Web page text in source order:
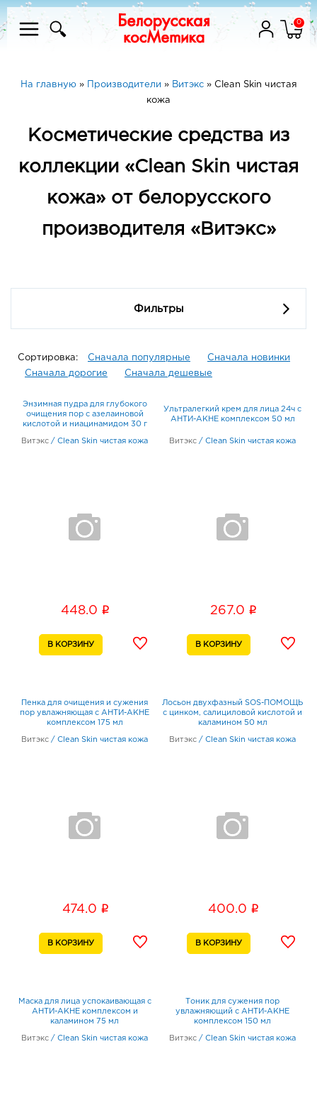
0
На главную» Производители » Витэкс» Clean Skin чистая
кожа
Косметические средства из
коллекции «Clean Skin чистая
кожа» от белорусского
производителя «Витэкс»
Фильтры
Сортировка: Сначала популярные
Сначала новинки
Сначала дорогие
Сначала дешевые
Энзимная пудра для глубокого
очищения пор с азелаиновой
кислотой и ниацинамидом 30 г
Витэкс / Clean Skin чистая кожа
448.0 i
Ультралегкий крем для лица 24ч с
АНТИ-АКНЕ комплексом 50 мл
Витэкс / Clean Skin чистая кожа
267.0 i
Пенка для очищения и сужения
пор увлажняющая с АНТИ-АКНЕ
комплексом 175 мл
Витэкс / Clean Skin чистая кожа
474.0 i
Лосьон двухфазный SOS-ПОМОЩЬ
с цинком, салициловой кислотой и
каламином 50 мл
Витэкс / Clean Skin чистая кожа
400.0 i
Маска для лица успокаивающая с
АНТИ-АКНЕ комплексом и
каламином 75 мл
Витэкс / Clean Skin чистая кожа
Тоник для сужения пор
увлажняющий с АНТИ-АКНЕ
комплексом 150 мл
Витэкс / Clean Skin чистая кожа